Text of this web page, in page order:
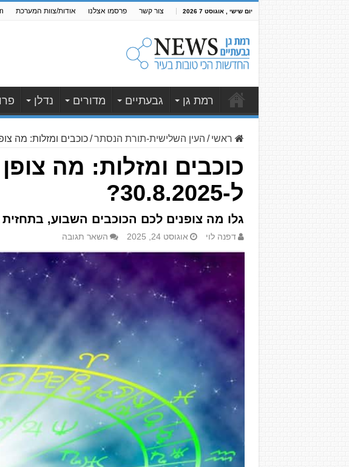
יום שישי , אוגוסט 7 2026 צור קשר פרסמו אצלנו אודות/צוות המערכת
רמת גן גבעתיים מדורים נדלן
ראשי / העין השלישית-תורת הנסתר / כוכבים ומזלות: מה צופן לכם
ל-30.8.2025?
גלו מה צופנים לכם הכוכבים השבוע,
דפנה לוי אוגוסט 24, 2025 השאר תגובה